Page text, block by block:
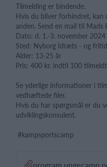
Tilmelding er bindende.
Hvis du bliver forhindret, kan
anden. Send en mail til Mads
Dato: d. 1.-3. november 2024
Sted: Nyborg Idræts - og
Alder: 13-25 år
Pris: 400 kr. indtil 100
Se yderlige informationer i
vedhæftede filer.
Hvis du har spørgsmål er du
udviklingskonsulent.
#kampsportscamp